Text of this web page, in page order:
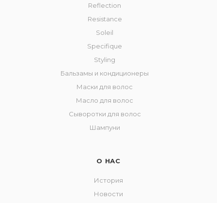
Reflection
Resistance
Soleil
Specifique
Styling
Бальзамы и кондиционеры
Маски для волос
Масло для волос
Сыворотки для волос
Шампуни
О НАС
История
Новости